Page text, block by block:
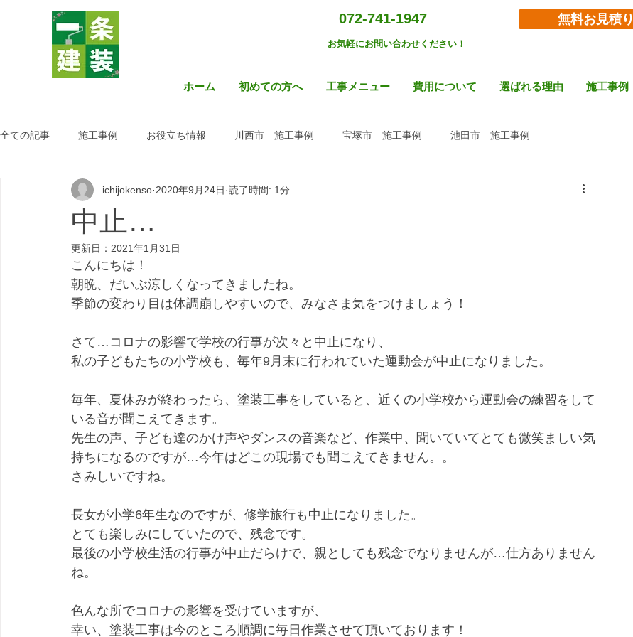
072-741-1947
お気軽にお問い合わせください！
無料お見積り
ホーム 初めての方へ 工事メニュー 費用について 選ばれる理由 施工事例
全ての記事 施工事例 お役立ち情報 川西市 施工事例 宝塚市 施工事例 池田市 施工事例
中止…
ichijokenso 2020年9月24日 読了時間: 1分
更新日： 2021年1月31日
こんにちは！
朝晩、だいぶ涼しくなってきましたね。
季節の変わり目は体調崩しやすいので、みなさま気をつけましょう！
さて…コロナの影響で学校の行事が次々と中止になり、
私の子どもたちの小学校も、毎年9月末に行われていた運動会が中止になりました。
毎年、夏休みが終わったら、塗装工事をしていると、近くの小学校から運動会の練習をして
いる音が聞こえてきます。
先生の声、子ども達のかけ声やダンスの音楽など、作業中、聞いていてとても微笑ましい気
持ちになるのですが…今年はどこの現場でも聞こえてきません。。
さみしいですね。
長女が小学6年生なのですが、修学旅行も中止になりました。
とても楽しみにしていたので、残念です。
最後の小学校生活の行事が中止だらけで、親としても残念でなりませんが…仕方ありません
ね。
色んな所でコロナの影響を受けていますが、
幸い、塗装工事は今のところ順調に毎日作業させて頂いております！